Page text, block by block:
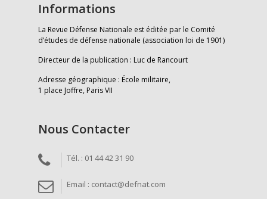
Informations
La Revue Défense Nationale est éditée par le Comité
d’études de défense nationale (association loi de 1901)
Directeur de la publication : Luc de Rancourt
Adresse géographique : École militaire,
1 place Joffre, Paris VII
Nous Contacter
Tél. : 01 44 42 31 90
Email : contact@defnat.com